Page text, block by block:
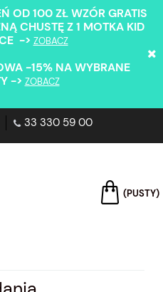
OD 100 ZŁ WZÓR GRATIS
CHUSTĘ Z 1 MOTKA KID
-> ZOBACZ
-15% NA WYBRANE
-> ZOBACZ
33 330 59 00
(PUSTY)